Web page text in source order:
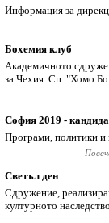
Информация за
Бохемия клуб
Академичното
за Чехия. Сп. "Хомо
София 2019 -
Програми, политики и
Светъл ден
Cдружение,
културното